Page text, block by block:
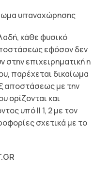
υπαναχώρησης
κάθε φυσικό
εφόσον δεν
στην επιχειρηματική η
παρέχεται δικαίωμα
αποστάσεως με την
ορίζονται και
υπό ΙΙ 1, 2 με τον
σχετικά με το